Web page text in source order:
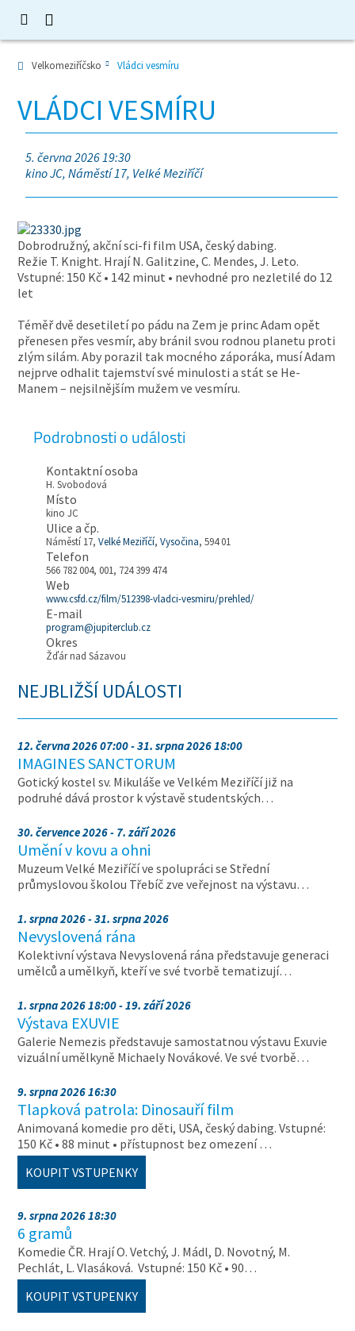
Velkomeziříčsko Vládci vesmíru
VLÁDCI VESMÍRU
5. června 2026 19:30
kino JC, Náměstí 17, Velké Meziříčí
Dobrodružný, akční sci-fi film USA, český dabing.
Režie T. Knight. Hrají N. Galitzine, C. Mendes, J. Leto.
Vstupné: 150 Kč • 142 minut • nevhodné pro nezletilé do 12
let
Téměř dvě desetiletí po pádu na Zem je princ Adam opět
přenesen přes vesmír, aby bránil svou rodnou planetu proti
zlým silám. Aby porazil tak mocného záporáka, musí Adam
nejprve odhalit tajemství své minulosti a stát se He-
Manem – nejsilnějším mužem ve vesmíru.
Podrobnosti o události
Kontaktní osoba
H. Svobodová
Místo
kino JC
Ulice a čp.
Náměstí 17,Velké Meziříčí,Vysočina, 594 01
Telefon
566 782 004, 001, 724 399 474
Web
www.csfd.cz/film/512398-vladci-vesmiru/prehled/
E-mail
program@jupiterclub.cz
Okres
Žďár nad Sázavou
NEJBLIŽŠÍ UDÁLOSTI
12. června 2026 07:00 - 31. srpna 2026 18:00
IMAGINES SANCTORUM
Gotický kostel sv. Mikuláše ve Velkém Meziříčí již na
podruhé dává prostor k výstavě studentských…
30. července 2026 - 7. září 2026
Umění v kovu a ohni
Muzeum Velké Meziříčí ve spolupráci se Střední
průmyslovou školou Třebíč zve veřejnost na výstavu…
1. srpna 2026 - 31. srpna 2026
Nevyslovená rána
Kolektivní výstava Nevyslovená rána představuje generaci
umělců a umělkyň, kteří ve své tvorbě tematizují…
1. srpna 2026 18:00 - 19. září 2026
Výstava EXUVIE
Galerie Nemezis představuje samostatnou výstavu Exuvie
vizuální umělkyně Michaely Novákové. Ve své tvorbě…
9. srpna 2026 16:30
Tlapková patrola: Dinosauří film
Animovaná komedie pro děti, USA, český dabing. Vstupné:
150 Kč • 88 minut • přístupnost bez omezení …
KOUPIT VSTUPENKY
9. srpna 2026 18:30
6 gramů
Komedie ČR. Hrají O. Vetchý, J. Mádl, D. Novotný, M.
Pechlát, L. Vlasáková. Vstupné: 150 Kč • 90…
KOUPIT VSTUPENKY